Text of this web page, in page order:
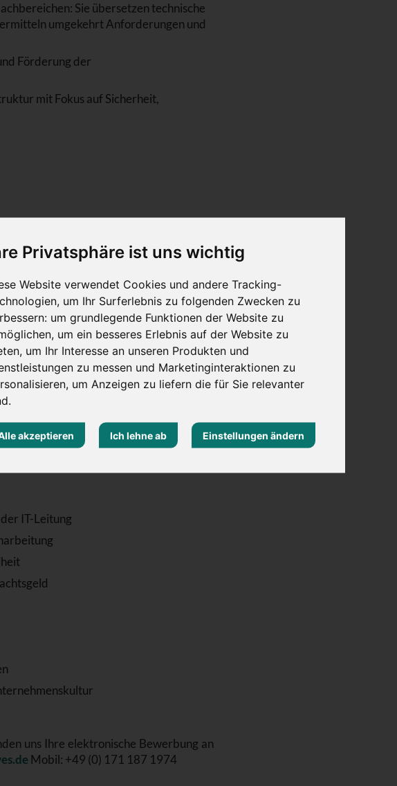
Privatsphäre ist uns wichtig
Website verwendet Cookies und andere Tracking-
um Ihr Surferlebnis zu folgenden Zwecken zu
um grundlegende Funktionen der Website zu
, um ein besseres Erlebnis auf der Website zu
, um Ihr Interesse an unseren Produkten und
zu messen und Marketinginteraktionen zu
, um Anzeigen zu liefern die für Sie relevanter
.
akzeptieren Ich lehne ab Einstellungen ändern
Sie übersetzen technische
umgekehrt Anforderungen und
Förderung der
mit Fokus auf Sicherheit,
Prozesse, idealerweise im
ERP-Systemen
sowie die Fähigkeit, komplexe
Themen konsequent vorantreibt und
den technologischen Fortschritt des
Position in einem erfolgreichen
Entscheidungswegen und hoher
IT-Leitung
uns Ihre elektronische Bewerbung an
Mobil: +49 (0) 171 187 1974